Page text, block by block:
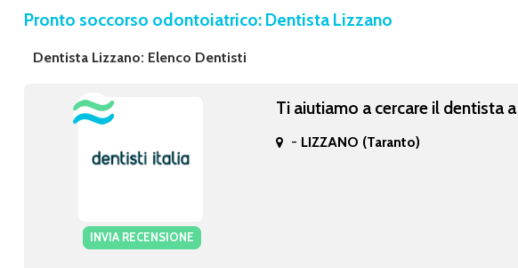
Pronto soccorso odontoiatrico: Dentista Lizzano
Dentista Lizzano: Elenco Dentisti
INVIA RECENSIONE
Ti aiutiamo a cercare il dentista a
- LIZZANO (Taranto)